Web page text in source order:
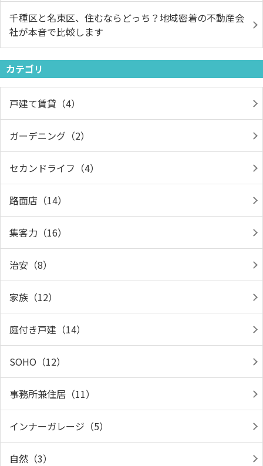
千種区と名東区、住むならどっち？地域密着の不動産会
社が本音で比較します
カテゴリ
戸建て賃貸（4）
ガーデニング（2）
セカンドライフ（4）
路面店（14）
集客力（16）
治安（8）
家族（12）
庭付き戸建（14）
SOHO（12）
事務所兼住居（11）
インナーガレージ（5）
自然（3）